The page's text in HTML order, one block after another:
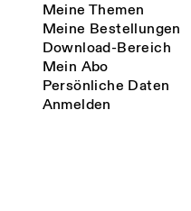
Meine Themen
Meine Bestellungen
Download-Bereich
Mein Abo
Persönliche Daten
Anmelden